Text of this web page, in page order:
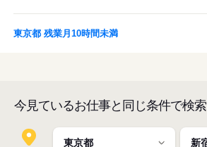
東京都 残業月10時間未満
今見ているお仕事と同じ条件で検索